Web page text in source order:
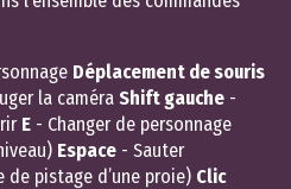
Déplacement de souris
la caméra Shift gauche -
E - Changer de personnage
Espace - Sauter
pistage d’une proie) Clic